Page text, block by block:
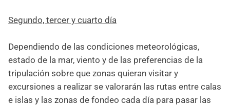
Segundo, tercer y cuarto día
Dependiendo de las condiciones meteorológicas,
estado de la mar, viento y de las preferencias de la
tripulación sobre que zonas quieran visitar y
excursiones a realizar se valorarán las rutas entre calas
e islas y las zonas de fondeo cada día para pasar las